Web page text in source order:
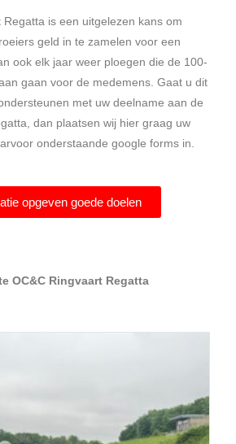
Regatta is een uitgelezen kans om
geld in te zamelen voor een
ook elk jaar weer ploegen die de 100-
gaan voor de medemens. Gaat u dit
met uw deelname aan de
dan plaatsen wij hier graag uw
onderstaande google forms in.
opgeven goede doelen
OC&C Ringvaart Regatta